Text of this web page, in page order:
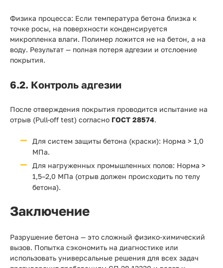
Физика процесса: Если температура бетона близка к
точке росы, на поверхности конденсируется
микропленка влаги. Полимер ложится не на бетон, а на
воду. Результат — полная потеря адгезии и отслоение
покрытия.
6.2. Контроль адгезии
После отверждения покрытия проводится испытание на
отрыв (Pull-off test) согласно ГОСТ 28574.
Для систем защиты бетона (краски): Норма > 1,0
МПа.
Для нагруженных промышленных полов: Норма >
1,5–2,0 МПа (отрыв должен происходить по телу
бетона).
Заключение
Разрушение бетона — это сложный физико-химический
вызов. Попытка сэкономить на диагностике или
использовать универсальные решения для всех задач